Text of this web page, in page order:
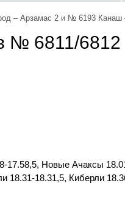
– Арзамас 2 и № 6193
№ 6811/
17.58,5, Новые Ачаксы
18.31-18.31,5, Киберли